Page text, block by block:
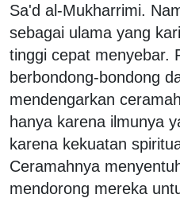
Sa'd al-Mukharrimi.
sebagai ulama yang
tinggi cepat menyebar.
berbondong-bondong
mendengarkan
hanya karena ilmunya
karena kekuatan
Ceramahnya
mendorong mereka